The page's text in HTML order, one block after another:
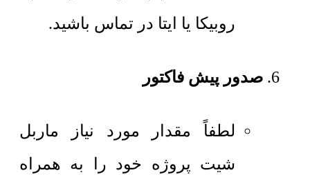
روبیکا یا ایتا در تماس باشید.
صدور پیش فاکتور
لطفاً مقدار مورد نیاز ماربل
شیت پروژه خود را به همراه